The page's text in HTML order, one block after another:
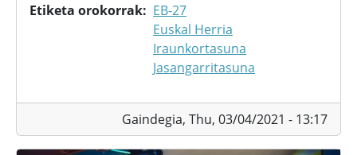
Etiketa orokorrak
EB-27
Euskal Herria
Iraunkortasuna
Jasangarritasuna
Gaindegia, Thu, 03/04/2021 - 13:17